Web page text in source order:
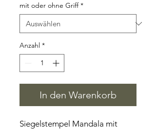
mit oder ohne Griff *
Anzahl *
In den Warenkorb
Siegelstempel Mandala mit